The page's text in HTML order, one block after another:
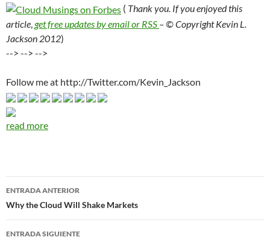
( Thank you. If you enjoyed this
article,get free updates by email or RSS – © Copyright Kevin L.
Jackson 2012)
--> --> -->
Follow me at http://Twitter.com/Kevin_Jackson
read more
Navegador
de
entradas
ENTRADA ANTERIOR
Why the Cloud Will Shake Markets
ENTRADA SIGUIENTE